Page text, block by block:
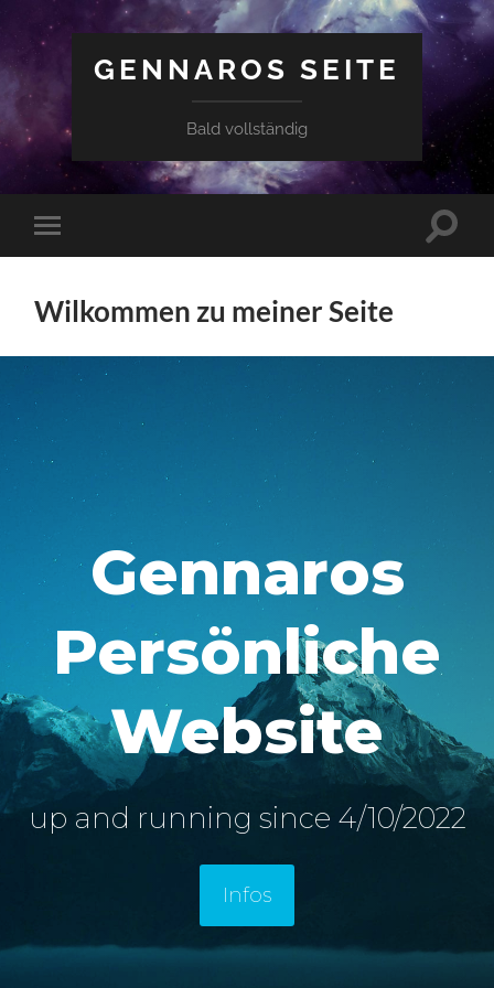
GENNAROS SEITE
Bald vollständig
Mobile-
Menü
Wilkommen zu meiner Seite
Gennaros
Persönliche
Website
up and running since 4/10/2022
Infos